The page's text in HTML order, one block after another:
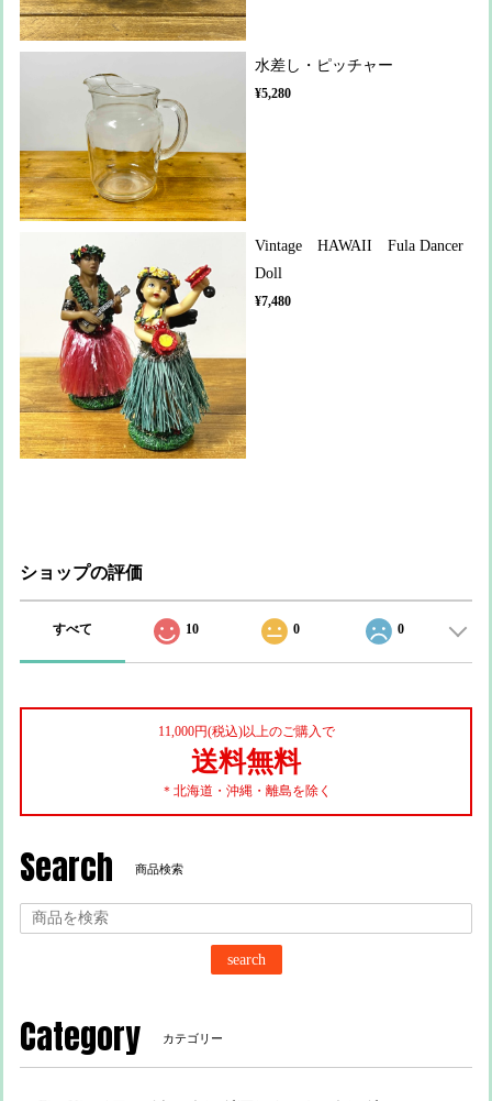
水差し・ピッチャー
¥5,280
Vintage HAWAII Fula Dancer
Doll
¥7,480
ショップの評価
すべて 10 0 0
11,000円(税込)以上のご購入で
送料無料
＊北海道・沖縄・離島を除く
Search 商品検索
search
Category カテゴリー